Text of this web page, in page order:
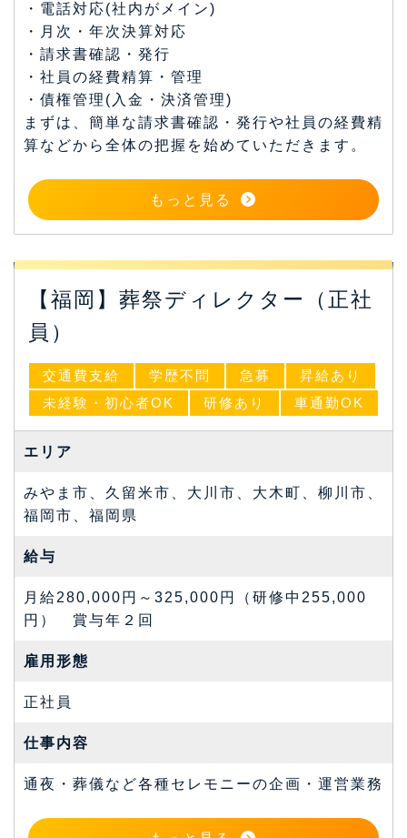
・電話対応(社内がメイン)
・月次・年次決算対応
・請求書確認・発行
・社員の経費精算・管理
・債権管理(入金・決済管理)
まずは、簡単な請求書確認・発行や社員の経費精
算などから全体の把握を始めていただきます。
もっと見る
【福岡】葬祭ディレクター（正社
員）
交通費支給 学歴不問 急募
昇給あり
未経験・初心者OK
研修あり 車通勤OK
エリア
みやま市、久留米市、大川市、大木町、柳川市、
福岡市、福岡県
給与
月給280,000円～325,000円（研修中255,000
円） 賞与年２回
雇⽤形態
正社員
仕事内容
通夜・葬儀など各種セレモニーの企画・運営業務